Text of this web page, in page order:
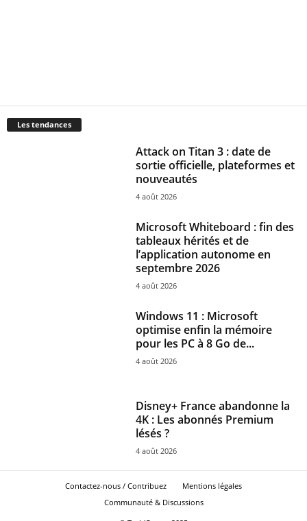
Les tendances
Attack on Titan 3 : date de
sortie officielle, plateformes et
nouveautés
4 août 2026
Microsoft Whiteboard : fin des
tableaux hérités et de
l’application autonome en
septembre 2026
4 août 2026
Windows 11 : Microsoft
optimise enfin la mémoire
pour les PC à 8 Go de...
4 août 2026
Disney+ France abandonne la
4K : Les abonnés Premium
lésés ?
4 août 2026
Contactez-nous / Contribuez
Mentions légales
Communauté & Discussions